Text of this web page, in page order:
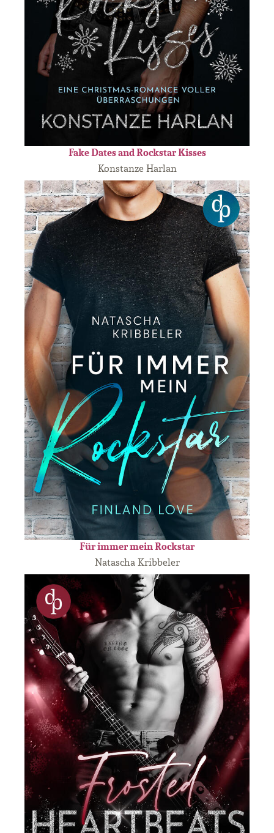
Fake Dates and Rockstar Kisses
Konstanze Harlan
Für immer mein Rockstar
Natascha Kribbeler